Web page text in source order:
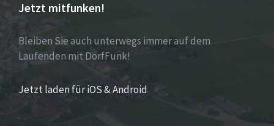
Jetzt mitfunken!
Bleiben Sie auch unterwegs immer auf dem
Laufenden mit DorfFunk!
Jetzt laden für iOS & Android